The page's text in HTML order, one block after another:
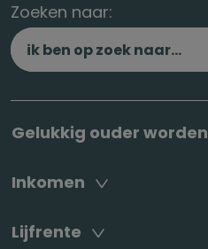
Zoeken naar:
Gelukkig ouder worden
Inkomen
Lijfrente